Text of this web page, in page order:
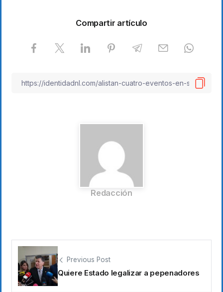
Compartir artículo
Redacción
Previous Post
Quiere Estado legalizar a pepenadores